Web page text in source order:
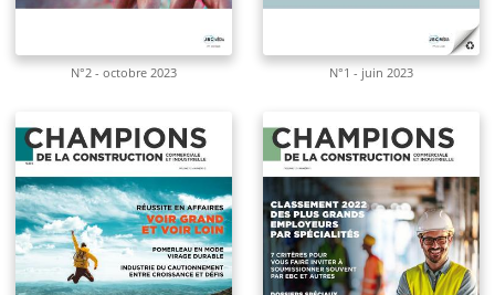
N°2 - octobre 2023 N°1 - juin 2023